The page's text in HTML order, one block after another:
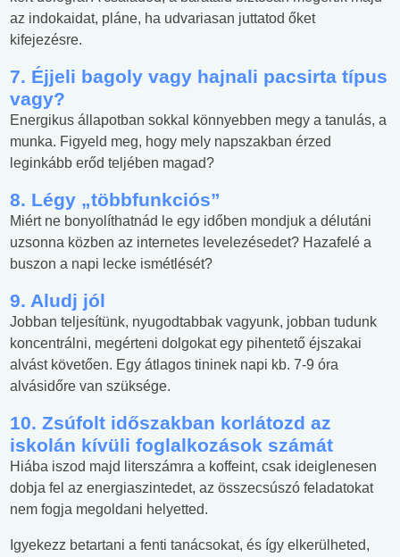
az indokaidat, pláne, ha udvariasan juttatod őket
kifejezésre.
7. Éjjeli bagoly vagy hajnali pacsirta típus
vagy?
Energikus állapotban sokkal könnyebben megy a tanulás, a
munka. Figyeld meg, hogy mely napszakban érzed
leginkább erőd teljében magad?
8. Légy „többfunkciós”
Miért ne bonyolíthatnád le egy időben mondjuk a délutáni
uzsonna közben az internetes levelezésedet? Hazafelé a
buszon a napi lecke ismétlését?
9. Aludj jól
Jobban teljesítünk, nyugodtabbak vagyunk, jobban tudunk
koncentrálni, megérteni dolgokat egy pihentető éjszakai
alvást követően. Egy átlagos tininek napi kb. 7-9 óra
alvásidőre van szüksége.
10. Zsúfolt időszakban korlátozd az
iskolán kívüli foglalkozások számát
Hiába iszod majd literszámra a koffeint, csak ideiglenesen
dobja fel az energiaszintedet, az összecsúszó feladatokat
nem fogja megoldani helyetted.
Igyekezz betartani a fenti tanácsokat, és így elkerülheted,